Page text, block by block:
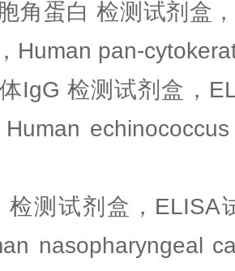
角蛋白 检测试剂盒
Human pan-
IgG 检测试剂盒，
检测试剂盒，ELISA
nasopharyngeal